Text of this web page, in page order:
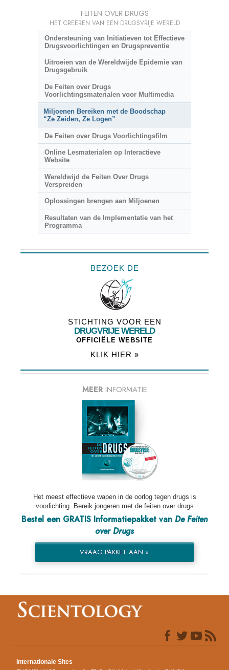
FEITEN OVER DRUGS
HET CREËREN VAN EEN DRUGSVRIJE WERELD
Ondersteuning van Initiatieven tot Effectieve
Drugsvoorlichtingen en Drugspreventie
Uitroeien van de Wereldwijde Epidemie van
Drugsgebruik
De Feiten over Drugs
Voorlichtingsmaterialen voor Multimedia
Miljoenen Bereiken met de Boodschap
“Ze Zeiden, Ze Logen”
De Feiten over Drugs Voorlichtingsfilm
Online Lesmaterialen op Interactieve
Website
Wereldwijd de Feiten Over Drugs
Verspreiden
Oplossingen brengen aan Miljoenen
Resultaten van de Implementatie van het
Programma
BEZOEK DE
STICHTING VOOR EEN
DRUGVRIJE WERELD
OFFICIËLE WEBSITE
KLIK HIER »
MEER INFORMATIE
Het meest effectieve wapen in de oorlog tegen drugs is
voorlichting. Bereik jongeren met de feiten over drugs
Bestel een GRATIS Informatiepakket van De Feiten
over Drugs
VRAAG PAKKET AAN »
Internationale Sites